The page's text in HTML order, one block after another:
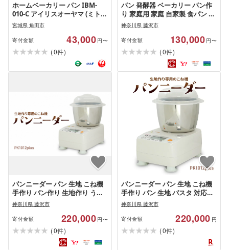
ホームベーカリー パン IBM-
010-C アイリスオーヤマ (ミトン
付き) おしゃれ コンパクトホー
ムベーカリー パン焼き器 ふん
わり食パン ブレッド ベーカリ
ー ジャム こねる 焼く 醗酵 全粒
粉パン 米粉パン サンドベージ
宮城県 角田市
寄付金額 43,000 円〜
(0件)
パン 発酵器 ベーカリー パン作
り 家庭用 家庭 自家製 食パン お
菓子 洋菓子 菓子 手作り 酵母 生
地 ぱん pan 家電 キッチン キッ
チン家電 キッチン キッチング
ッズ 料理具 調理器具 食器 器 ホ
ームベーカリー ベーカリー か
でん 家電製品 製品 日用品 食べ
物以外 パンこね機 電化製品 コ
ンパクト 家電 キッチン キッチ
ン家電 便利 日本ニーダー株式
会社 神奈川 湘南 藤沢
神奈川県 藤沢市
寄付金額 130,000 円〜
(0件)
パンニーダー パン 生地 こね機
手作り パン作り 生地作り うど
ん パスタ 対応可 家庭用 発酵調
理 調理器 調理器具 かでん 家電
製品 製品 日用品 食べ物以外 パ
ンこね機 電化製品 コンパクト
家電 キッチン キッチン家電 ホ
ームベーカリー 時短 簡単 高性
神奈川県 藤沢市
寄付金額 220,000 円〜
(0件)
パンニーダー パン 生地 こね機
手作り パン 生地 パスタ 対応可
キッチン 電化製品 発酵調理 調
理器 調理器具 キッチン用品 家
電 キッチン キッチン家電 ホー
ムベーカリー 日用品 食べ物以
外 パンこね機 簡単 高性能 便利
日本ニーダー 神奈川 湘南 藤沢
神奈川県 藤沢市
寄付金額 220,000 円
(0件)